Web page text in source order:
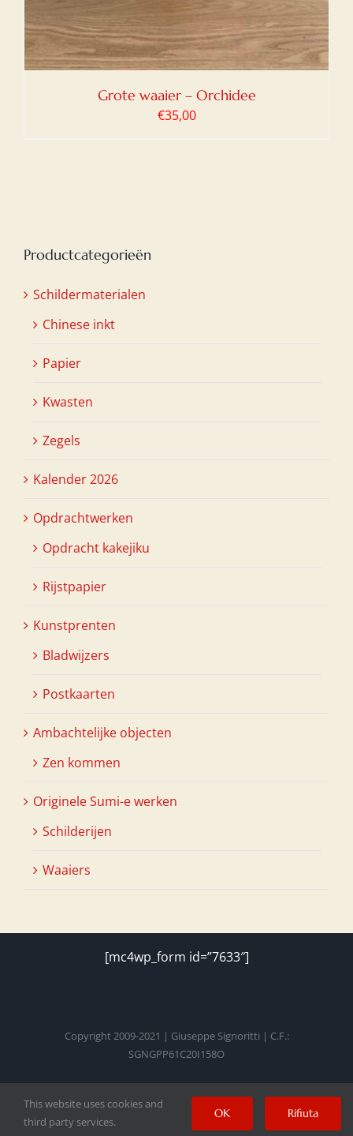
Grote waaier – Orchidee
€35,00
Productcategorieën
Schildermaterialen
Chinese inkt
Papier
Kwasten
Zegels
Kalender 2026
Opdrachtwerken
Opdracht kakejiku
Rijstpapier
Kunstprenten
Bladwijzers
Postkaarten
Ambachtelijke objecten
Zen kommen
Originele Sumi-e werken
Schilderijen
Waaiers
[mc4wp_form id=”7633″]
Copyright 2009-2021 | Giuseppe Signoritti | C.F.:
SGNGPP61C20I158O
Facebook
TwitterInstagram
PinterestYouTube
This website uses cookies and
third party services.
OK Rifiuta